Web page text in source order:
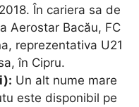
În cariera sa de
Aerostar Bacău, FC
reprezentativa U21
în Cipru.
Un alt nume mare
este disponibil pe